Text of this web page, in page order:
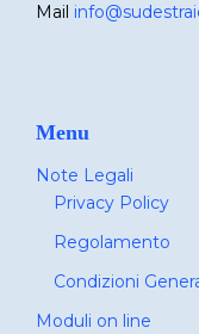
Mail
Menu
Note Legali
Privacy Policy
Regolamento
Condizioni
Moduli on line